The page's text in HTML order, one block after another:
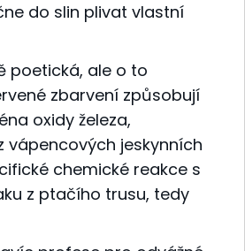
do slin plivat vlastní
poetická, ale o to
zbarvení způsobují
oxidy železa,
vápencových jeskynních
chemické reakce s
z ptačího trusu, tedy